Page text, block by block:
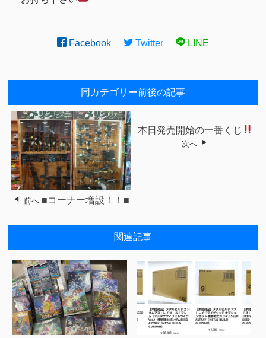
Facebook Twitter LINE
同カテゴリー前後の記事
前へ ■コーナー増設！！■
本日発売開始の一番くじ
次へ
関連記事